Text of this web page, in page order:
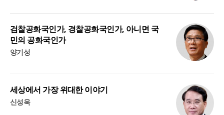
검찰공화국인가, 경찰공화국인가, 아니면 국
민의 공화국인가
양기성
세상에서 가장 위대한 이야기
신성욱